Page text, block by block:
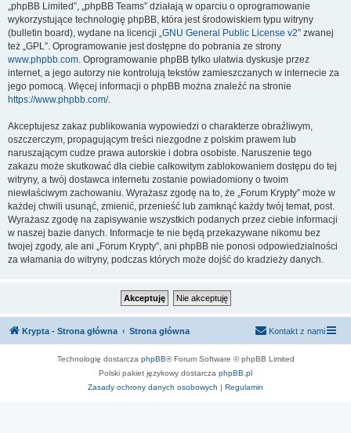
„phpBB Limited”, „phpBB Teams” działają w oparciu o oprogramowanie
wykorzystujące technologię phpBB, która jest środowiskiem typu witryny
(bulletin board), wydane na licencji „GNU General Public License v2” zwanej
też „GPL”. Oprogramowanie jest dostępne do pobrania ze strony
www.phpbb.com. Oprogramowanie phpBB tylko ułatwia dyskusje przez
internet, a jego autorzy nie kontrolują tekstów zamieszczanych w internecie za
jego pomocą. Więcej informacji o phpBB można znaleźć na stronie
https://www.phpbb.com/.
Akceptujesz zakaz publikowania wypowiedzi o charakterze obraźliwym,
oszczerczym, propagującym treści niezgodne z polskim prawem lub
naruszającym cudze prawa autorskie i dobra osobiste. Naruszenie tego
zakazu może skutkować dla ciebie całkowitym zablokowaniem dostępu do tej
witryny, a twój dostawca internetu zostanie powiadomiony o twoim
niewłaściwym zachowaniu. Wyrażasz zgodę na to, że „Forum Krypty” może w
każdej chwili usunąć, zmienić, przenieść lub zamknąć każdy twój temat, post.
Wyrażasz zgodę na zapisywanie wszystkich podanych przez ciebie informacji
w naszej bazie danych. Informacje te nie będą przekazywane nikomu bez
twojej zgody, ale ani „Forum Krypty”, ani phpBB nie ponosi odpowiedzialności
za włamania do witryny, podczas których może dojść do kradzieży danych.
Krypta - Strona główna Strona główna Kontakt z nami
Technologię dostarcza phpBB® Forum Software © phpBB Limited
Polski pakiet językowy dostarcza phpBB.pl
Zasady ochrony danych osobowych | Regulamin